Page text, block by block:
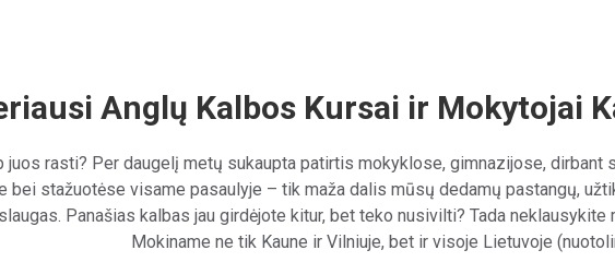
Anglų Kalbos Kursai ir Mokytojai
juos rasti? Per daugelį metų sukaupta patirtis mokyklose, gimnazijose, dirbant
bei stažuotėse visame pasaulyje – tik maža dalis mūsų dedamų pastangų,
Panašias kalbas jau girdėjote kitur, bet teko nusivilti? Tada neklausykite
Mokiname ne tik Kaune ir Vilniuje, bet ir visoje Lietuvoje